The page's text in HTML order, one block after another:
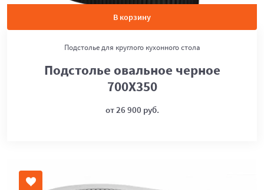
В корзину
Подстолье для круглого кухонного стола
Подстолье овальное черное
700Х350
от 26 900 руб.